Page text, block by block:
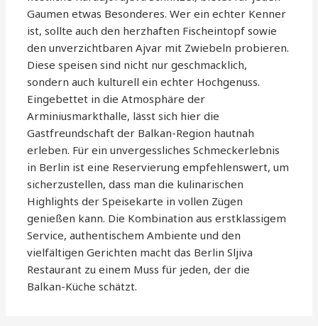
Gaumen etwas Besonderes. Wer ein echter Kenner
ist, sollte auch den herzhaften Fischeintopf sowie
den unverzichtbaren Ajvar mit Zwiebeln probieren.
Diese speisen sind nicht nur geschmacklich,
sondern auch kulturell ein echter Hochgenuss.
Eingebettet in die Atmosphäre der
Arminiusmarkthalle, lässt sich hier die
Gastfreundschaft der Balkan-Region hautnah
erleben. Für ein unvergessliches Schmeckerlebnis
in Berlin ist eine Reservierung empfehlenswert, um
sicherzustellen, dass man die kulinarischen
Highlights der Speisekarte in vollen Zügen
genießen kann. Die Kombination aus erstklassigem
Service, authentischem Ambiente und den
vielfältigen Gerichten macht das Berlin Sljiva
Restaurant zu einem Muss für jeden, der die
Balkan-Küche schätzt.